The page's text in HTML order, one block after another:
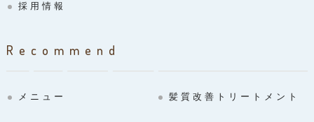
採用情報
Recommend
メニュー 髪質改善トリートメント